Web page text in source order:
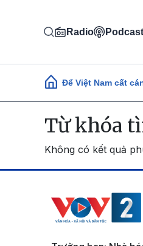
Radio Podcast
Main Để Việt Nam cất
Từ khóa
Không có kết quả